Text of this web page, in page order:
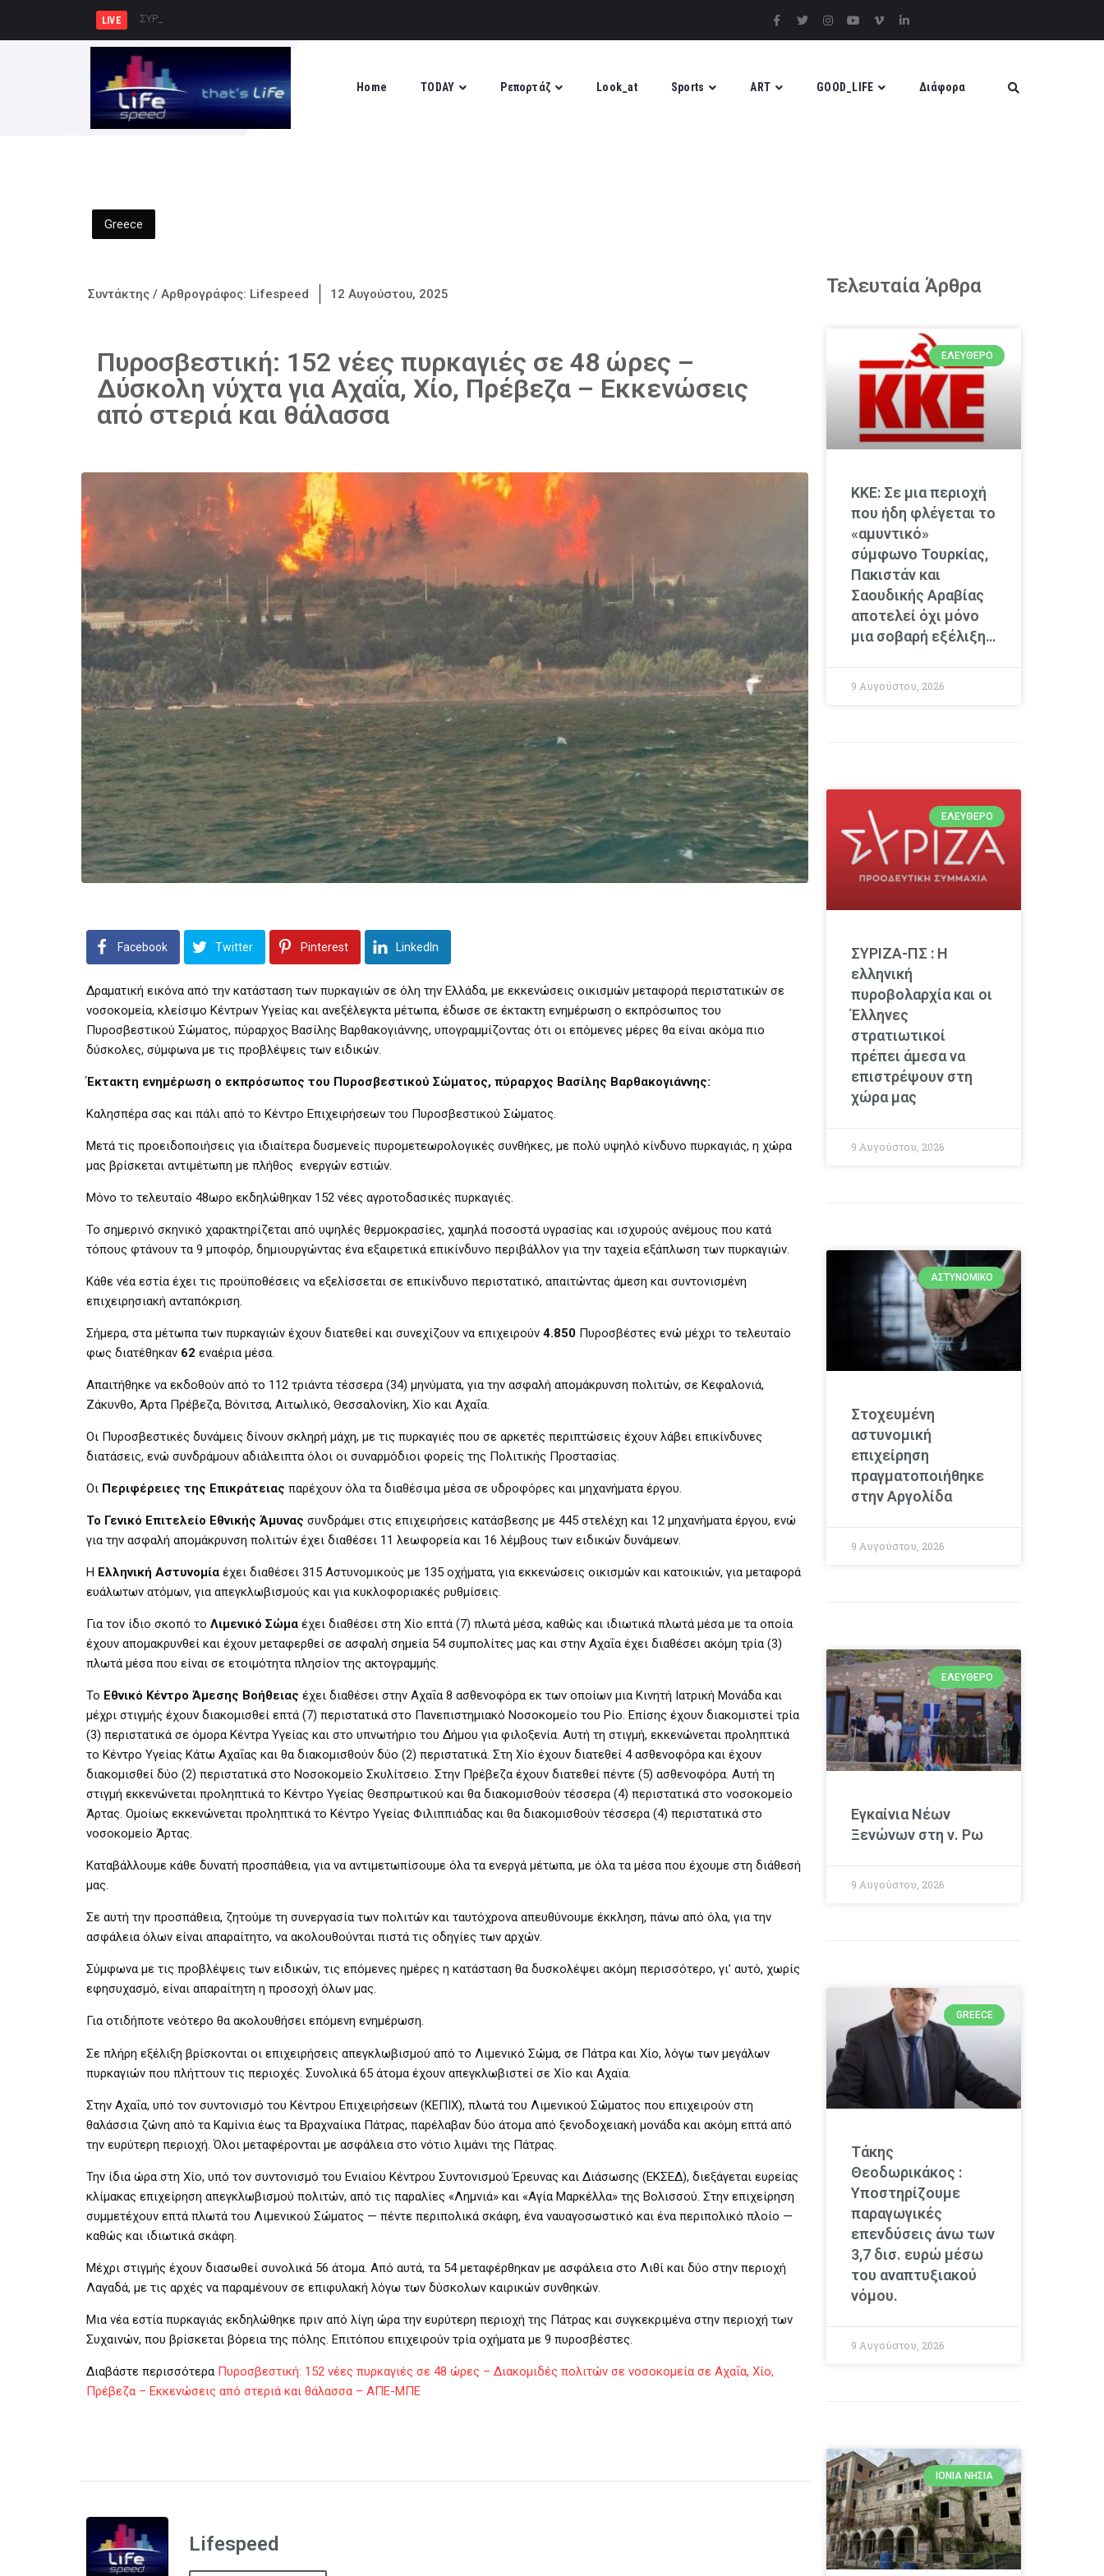
LIVE ΣΥΡΙΖΑ-ΠΣ : Η ελληνική πυροβολαρχ
Home TODAY Ρεπορτάζ Look_at Sports ART GOOD_LIFE Διάφορα
Greece
Συντάκτης / Αρθρογράφος: Lifespeed 12 Αυγούστου, 2025
Πυροσβεστική: 152 νέες πυρκαγιές σε 48 ώρες –
Δύσκολη νύχτα για Αχαΐα, Χίο, Πρέβεζα – Εκκενώσεις
από στεριά και θάλασσα
Facebook Twitter Pinterest LinkedIn
Δραματική εικόνα από την κατάσταση των πυρκαγιών σε όλη την Ελλάδα, με εκκενώσεις οικισμών μεταφορά περιστατικών σε
νοσοκομεία, κλείσιμο Κέντρων Υγείας και ανεξέλεγκτα μέτωπα, έδωσε σε έκτακτη ενημέρωση ο εκπρόσωπος του
Πυροσβεστικού Σώματος, πύραρχος Βασίλης Βαρθακογιάννης, υπογραμμίζοντας ότι οι επόμενες μέρες θα είναι ακόμα πιο
δύσκολες, σύμφωνα με τις προβλέψεις των ειδικών.
Έκτακτη ενημέρωση ο εκπρόσωπος του Πυροσβεστικού Σώματος, πύραρχος Βασίλης Βαρθακογιάννης:
Καλησπέρα σας και πάλι από το Κέντρο Επιχειρήσεων του Πυροσβεστικού Σώματος.
Μετά τις προειδοποιήσεις για ιδιαίτερα δυσμενείς πυρομετεωρολογικές συνθήκες, με πολύ υψηλό κίνδυνο πυρκαγιάς, η χώρα
μας βρίσκεται αντιμέτωπη με πλήθος ενεργών εστιών.
Μόνο το τελευταίο 48ωρο εκδηλώθηκαν 152 νέες αγροτοδασικές πυρκαγιές.
Το σημερινό σκηνικό χαρακτηρίζεται από υψηλές θερμοκρασίες, χαμηλά ποσοστά υγρασίας και ισχυρούς ανέμους που κατά
τόπους φτάνουν τα 9 μποφόρ, δημιουργώντας ένα εξαιρετικά επικίνδυνο περιβάλλον για την ταχεία εξάπλωση των πυρκαγιών.
Κάθε νέα εστία έχει τις προϋποθέσεις να εξελίσσεται σε επικίνδυνο περιστατικό, απαιτώντας άμεση και συντονισμένη
επιχειρησιακή ανταπόκριση.
Σήμερα, στα μέτωπα των πυρκαγιών έχουν διατεθεί και συνεχίζουν να επιχειρούν 4.850 Πυροσβέστες ενώ μέχρι το τελευταίο
φως διατέθηκαν 62 εναέρια μέσα.
Απαιτήθηκε να εκδοθούν από το 112 τριάντα τέσσερα (34) μηνύματα, για την ασφαλή απομάκρυνση πολιτών, σε Κεφαλονιά,
Ζάκυνθο, Άρτα Πρέβεζα, Βόνιτσα, Αιτωλικό, Θεσσαλονίκη, Χίο και Αχαΐα.
Οι Πυροσβεστικές δυνάμεις δίνουν σκληρή μάχη, με τις πυρκαγιές που σε αρκετές περιπτώσεις έχουν λάβει επικίνδυνες
διατάσεις, ενώ συνδράμουν αδιάλειπτα όλοι οι συναρμόδιοι φορείς της Πολιτικής Προστασίας.
Οι Περιφέρειες της Επικράτειας παρέχουν όλα τα διαθέσιμα μέσα σε υδροφόρες και μηχανήματα έργου.
Το Γενικό Επιτελείο Εθνικής Άμυνας συνδράμει στις επιχειρήσεις κατάσβεσης με 445 στελέχη και 12 μηχανήματα έργου, ενώ
για την ασφαλή απομάκρυνση πολιτών έχει διαθέσει 11 λεωφορεία και 16 λέμβους των ειδικών δυνάμεων.
Η Ελληνική Αστυνομία έχει διαθέσει 315 Αστυνομικούς με 135 οχήματα, για εκκενώσεις οικισμών και κατοικιών, για μεταφορά
ευάλωτων ατόμων, για απεγκλωβισμούς και για κυκλοφοριακές ρυθμίσεις.
Για τον ίδιο σκοπό το Λιμενικό Σώμα έχει διαθέσει στη Χίο επτά (7) πλωτά μέσα, καθώς και ιδιωτικά πλωτά μέσα με τα οποία
έχουν απομακρυνθεί και έχουν μεταφερθεί σε ασφαλή σημεία 54 συμπολίτες μας και στην Αχαΐα έχει διαθέσει ακόμη τρία (3)
πλωτά μέσα που είναι σε ετοιμότητα πλησίον της ακτογραμμής.
Το Εθνικό Κέντρο Άμεσης Βοήθειας έχει διαθέσει στην Αχαΐα 8 ασθενοφόρα εκ των οποίων μια Κινητή Ιατρική Μονάδα και
μέχρι στιγμής έχουν διακομισθεί επτά (7) περιστατικά στο Πανεπιστημιακό Νοσοκομείο του Ρίο. Επίσης έχουν διακομιστεί τρία
(3) περιστατικά σε όμορα Κέντρα Υγείας και στο υπνωτήριο του Δήμου για φιλοξενία. Αυτή τη στιγμή, εκκενώνεται προληπτικά
το Κέντρο Υγείας Κάτω Αχαΐας και θα διακομισθούν δύο (2) περιστατικά. Στη Χίο έχουν διατεθεί 4 ασθενοφόρα και έχουν
διακομισθεί δύο (2) περιστατικά στο Νοσοκομείο Σκυλίτσειο. Στην Πρέβεζα έχουν διατεθεί πέντε (5) ασθενοφόρα. Αυτή τη
στιγμή εκκενώνεται προληπτικά το Κέντρο Υγείας Θεσπρωτικού και θα διακομισθούν τέσσερα (4) περιστατικά στο νοσοκομείο
Άρτας. Ομοίως εκκενώνεται προληπτικά το Κέντρο Υγείας Φιλιππιάδας και θα διακομισθούν τέσσερα (4) περιστατικά στο
νοσοκομείο Άρτας.
Καταβάλλουμε κάθε δυνατή προσπάθεια, για να αντιμετωπίσουμε όλα τα ενεργά μέτωπα, με όλα τα μέσα που έχουμε στη διάθεσή
μας.
Σε αυτή την προσπάθεια, ζητούμε τη συνεργασία των πολιτών και ταυτόχρονα απευθύνουμε έκκληση, πάνω από όλα, για την
ασφάλεια όλων είναι απαραίτητο, να ακολουθούνται πιστά τις οδηγίες των αρχών.
Σύμφωνα με τις προβλέψεις των ειδικών, τις επόμενες ημέρες η κατάσταση θα δυσκολέψει ακόμη περισσότερο, γι’ αυτό, χωρίς
εφησυχασμό, είναι απαραίτητη η προσοχή όλων μας.
Για οτιδήποτε νεότερο θα ακολουθήσει επόμενη ενημέρωση.
Σε πλήρη εξέλιξη βρίσκονται οι επιχειρήσεις απεγκλωβισμού από το Λιμενικό Σώμα, σε Πάτρα και Χίο, λόγω των μεγάλων
πυρκαγιών που πλήττουν τις περιοχές. Συνολικά 65 άτομα έχουν απεγκλωβιστεί σε Χίο και Αχαϊα.
Στην Αχαΐα, υπό τον συντονισμό του Κέντρου Επιχειρήσεων (ΚΕΠΙΧ), πλωτά του Λιμενικού Σώματος που επιχειρούν στη
θαλάσσια ζώνη από τα Καμίνια έως τα Βραχναίικα Πάτρας, παρέλαβαν δύο άτομα από ξενοδοχειακή μονάδα και ακόμη επτά από
την ευρύτερη περιοχή. Όλοι μεταφέρονται με ασφάλεια στο νότιο λιμάνι της Πάτρας.
Την ίδια ώρα στη Χίο, υπό τον συντονισμό του Ενιαίου Κέντρου Συντονισμού Έρευνας και Διάσωσης (ΕΚΣΕΔ), διεξάγεται ευρείας
κλίμακας επιχείρηση απεγκλωβισμού πολιτών, από τις παραλίες «Λημνιά» και «Αγία Μαρκέλλα» της Βολισσού. Στην επιχείρηση
συμμετέχουν επτά πλωτά του Λιμενικού Σώματος — πέντε περιπολικά σκάφη, ένα ναυαγοσωστικό και ένα περιπολικό πλοίο —
καθώς και ιδιωτικά σκάφη.
Μέχρι στιγμής έχουν διασωθεί συνολικά 56 άτομα. Από αυτά, τα 54 μεταφέρθηκαν με ασφάλεια στο Λιθί και δύο στην περιοχή
Λαγαδά, με τις αρχές να παραμένουν σε επιφυλακή λόγω των δύσκολων καιρικών συνθηκών.
Μια νέα εστία πυρκαγιάς εκδηλώθηκε πριν από λίγη ώρα την ευρύτερη περιοχή της Πάτρας και συγκεκριμένα στην περιοχή των
Συχαινών, που βρίσκεται βόρεια της πόλης. Επιτόπου επιχειρούν τρία οχήματα με 9 πυροσβέστες.
Διαβάστε περισσότερα Πυροσβεστική: 152 νέες πυρκαγιές σε 48 ώρες – Διακομιδές πολιτών σε νοσοκομεία σε Αχαΐα, Χίο,
Πρέβεζα – Εκκενώσεις από στεριά και θάλασσα – ΑΠΕ-ΜΠΕ
Lifespeed
Τελευταία Άρθρα
ΕΛΕΎΘΕΡΟ
ΚΚΕ: Σε μια περιοχή
που ήδη φλέγεται το
«αμυντικό»
σύμφωνο Τουρκίας,
Πακιστάν και
Σαουδικής Αραβίας
αποτελεί όχι μόνο
μια σοβαρή εξέλιξη…
9 Αυγούστου, 2026
ΕΛΕΎΘΕΡΟ
ΣΥΡΙΖΑ-ΠΣ : Η
ελληνική
πυροβολαρχία και οι
Έλληνες
στρατιωτικοί
πρέπει άμεσα να
επιστρέψουν στη
χώρα μας
9 Αυγούστου, 2026
ΑΣΤΥΝΟΜΙΚΌ
Στοχευμένη
αστυνομική
επιχείρηση
πραγματοποιήθηκε
στην Αργολίδα
9 Αυγούστου, 2026
ΕΛΕΎΘΕΡΟ
Εγκαίνια Νέων
Ξενώνων στη ν. Ρω
9 Αυγούστου, 2026
GREECE
Τάκης
Θεοδωρικάκος :
Υποστηρίζουμε
παραγωγικές
επενδύσεις άνω των
3,7 δισ. ευρώ μέσω
του αναπτυξιακού
νόμου.
9 Αυγούστου, 2026
ΙΌΝΙΑ ΝΗΣΙΆ